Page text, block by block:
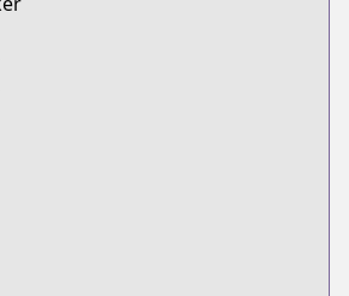
webtoon/